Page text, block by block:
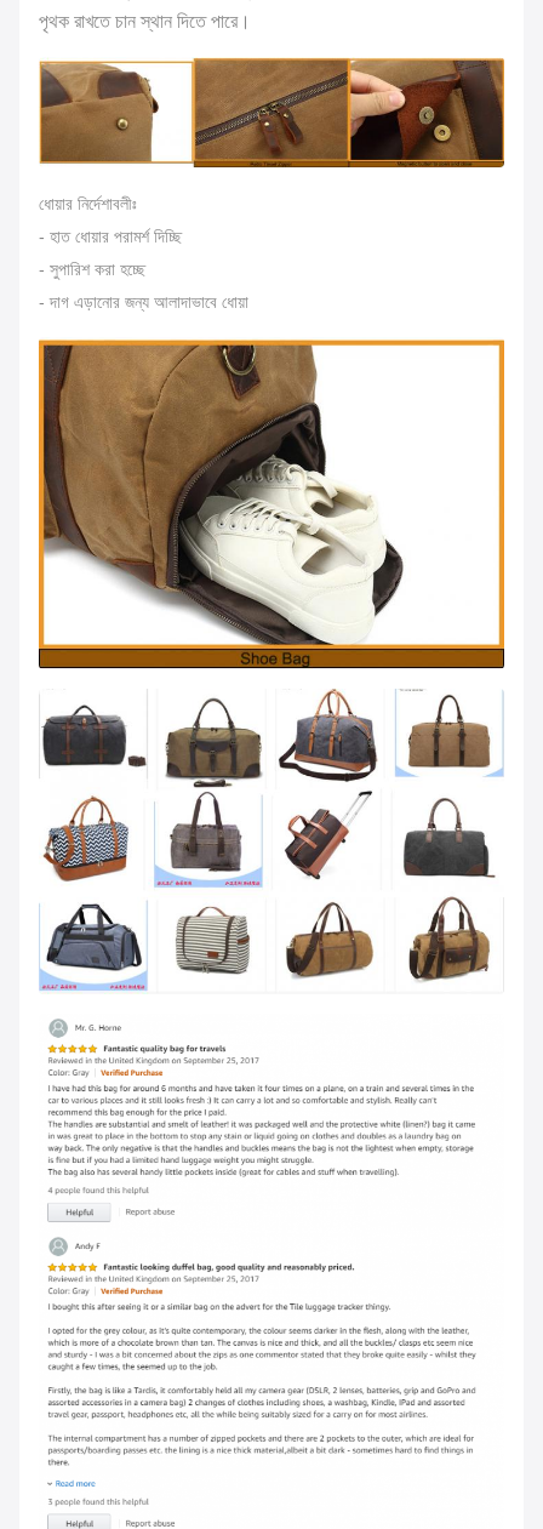
পৃথক রাখতে চান স্থান দিতে পারে।
ধোয়ার নির্দেশাবলীঃ
- হাত ধোয়ার পরামর্শ দিচ্ছি
- সুপারিশ করা হচ্ছে
- দাগ এড়ানোর জন্য আলাদাভাবে ধোয়া